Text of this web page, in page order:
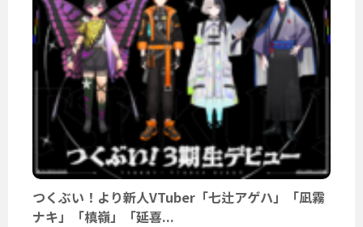
つくぶい！より新人VTuber「七辻アゲハ」「凪霧
ナキ」「槙嶺」「延喜...